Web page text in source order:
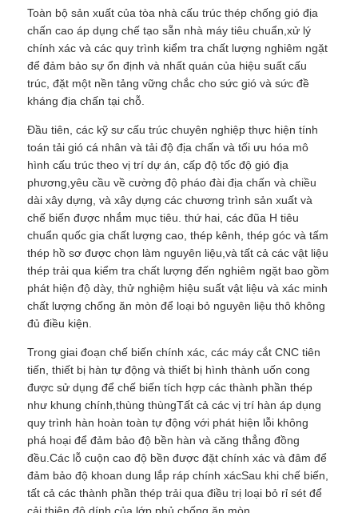
Vật liệu xây dựng bằng thép
Ngôi nhà gia cầm
chuồng bò
Chuồng ngựa
Nhà để xe bằng thép
Toàn bộ sản xuất của tòa nhà cấu trúc thép chống gió địa
chấn cao áp dụng chế tạo sẵn nhà máy tiêu chuẩn,xử lý
chính xác và các quy trình kiểm tra chất lượng nghiêm ngặt
để đảm bảo sự ổn định và nhất quán của hiệu suất cấu
trúc, đặt một nền tảng vững chắc cho sức gió và sức đề
kháng địa chấn tại chỗ.
Đầu tiên, các kỹ sư cấu trúc chuyên nghiệp thực hiện tính
toán tải gió cá nhân và tải độ địa chấn và tối ưu hóa mô
hình cấu trúc theo vị trí dự án, cấp độ tốc độ gió địa
phương,yêu cầu về cường độ pháo đài địa chấn và chiều
dài xây dựng, và xây dựng các chương trình sản xuất và
chế biến được nhắm mục tiêu. thứ hai, các đũa H tiêu
chuẩn quốc gia chất lượng cao, thép kênh, thép góc và tấm
thép hồ sơ được chọn làm nguyên liệu,và tất cả các vật liệu
thép trải qua kiểm tra chất lượng đến nghiêm ngặt bao gồm
phát hiện độ dày, thử nghiệm hiệu suất vật liệu và xác minh
chất lượng chống ăn mòn để loại bỏ nguyên liệu thô không
đủ điều kiện.
Trong giai đoạn chế biến chính xác, các máy cắt CNC tiên
tiến, thiết bị hàn tự động và thiết bị hình thành uốn cong
được sử dụng để chế biến tích hợp các thành phần thép
như khung chính,thùng thùngTất cả các vị trí hàn áp dụng
quy trình hàn hoàn toàn tự động với phát hiện lỗi không
phá hoại để đảm bảo độ bền hàn và căng thẳng đồng
đều.Các lỗ cuộn cao độ bền được đặt chính xác và đâm để
đảm bảo độ khoan dung lắp ráp chính xácSau khi chế biến,
tất cả các thành phần thép trải qua điều trị loại bỏ rỉ sét để